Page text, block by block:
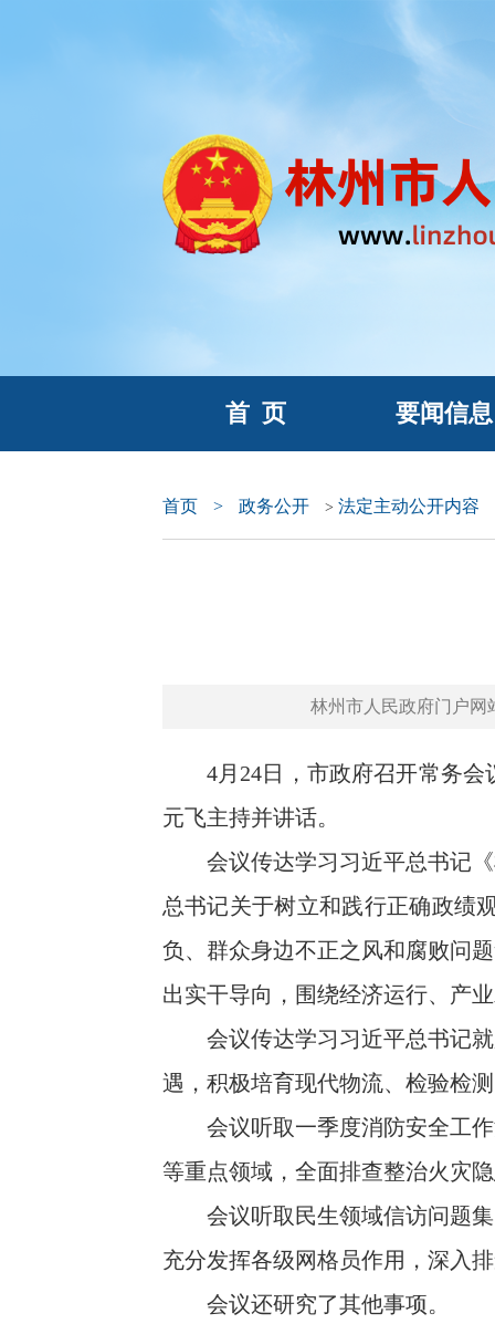
首 页 要闻信息
首页 > 政务公开 > 法定主动公开内容
林州市人民政府门户网
4月24日，市政府召开常务会
元飞主持并讲话。
会议传达学习习近平总书记《
总书记关于树立和践行正确政绩
负、群众身边不正之风和腐败问
出实干导向，围绕经济运行、产
会议传达学习习近平总书记就
遇，积极培育现代物流、检验检
会议听取一季度消防安全工作
等重点领域，全面排查整治火灾
会议听取民生领域信访问题集
充分发挥各级网格员作用，深入
会议还研究了其他事项。